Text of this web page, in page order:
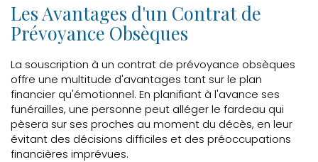
Les Avantages d'un Contrat de
Prévoyance Obsèques
La souscription à un contrat de prévoyance obsèques
offre une multitude d'avantages tant sur le plan
financier qu'émotionnel. En planifiant à l'avance ses
funérailles, une personne peut alléger le fardeau qui
pèsera sur ses proches au moment du décès, en leur
évitant des décisions difficiles et des préoccupations
financières imprévues.